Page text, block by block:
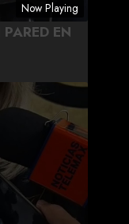
Now Playing
EN